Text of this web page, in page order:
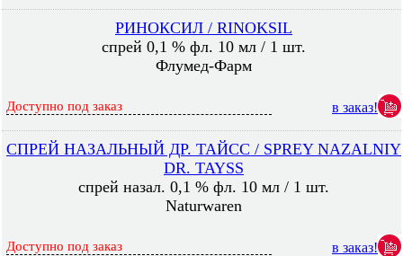
РИНОКСИЛ / RINOKSIL
спрей 0,1 % фл. 10 мл / 1 шт.
Флумед-Фарм
Доступно под заказ в заказ!
СПРЕЙ НАЗАЛЬНЫЙ ДР. ТАЙСС / SPREY NAZALNIY
DR. TAYSS
спрей назал. 0,1 % фл. 10 мл / 1 шт.
Naturwaren
Доступно под заказ в заказ!